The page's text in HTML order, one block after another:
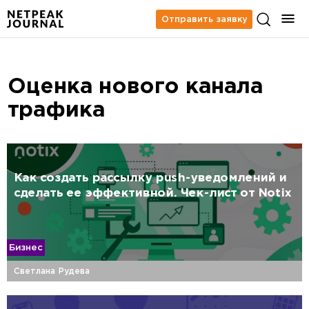
Отправить заявку
Оценка нового канала
трафика
Как создать рассылку push-уведомлений и
сделать ее эффективной. Чек-лист от Notix
Бизнес
Светлана Рудева